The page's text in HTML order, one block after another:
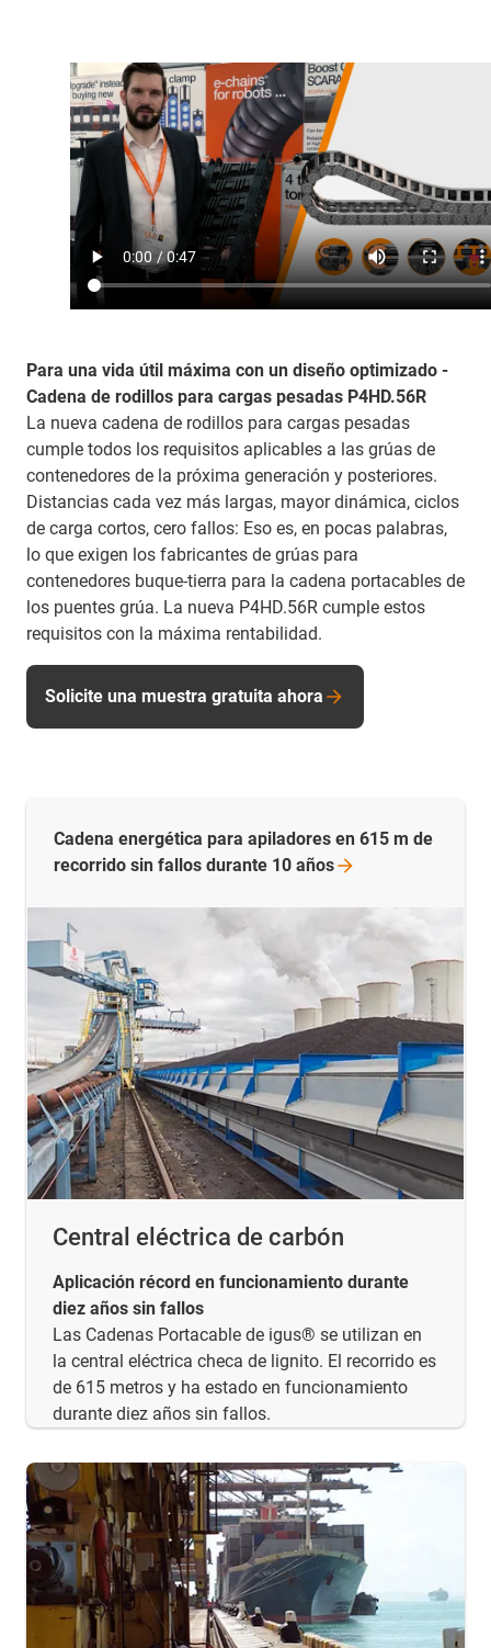
Para una vida útil máxima con un diseño optimizado -
Cadena de rodillos para cargas pesadas P4HD.56R
La nueva cadena de rodillos para cargas pesadas
cumple todos los requisitos aplicables a las grúas de
contenedores de la próxima generación y posteriores.
Distancias cada vez más largas, mayor dinámica, ciclos
de carga cortos, cero fallos: Eso es, en pocas palabras,
lo que exigen los fabricantes de grúas para
contenedores buque-tierra para la cadena portacables de
los puentes grúa. La nueva P4HD.56R cumple estos
requisitos con la máxima rentabilidad.
Solicite una muestra gratuita ahora
Central eléctrica de carbón
Aplicación récord en funcionamiento durante
diez años sin fallos
Las Cadenas Portacable de igus® se utilizan en
la central eléctrica checa de lignito. El recorrido es
de 615 metros y ha estado en funcionamiento
durante diez años sin fallos.
Cadena energética para apiladores en 615 m de
recorrido sin fallos durante 10 años